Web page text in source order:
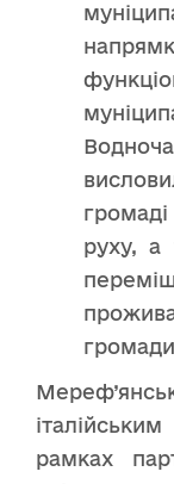
руху, а
рамках